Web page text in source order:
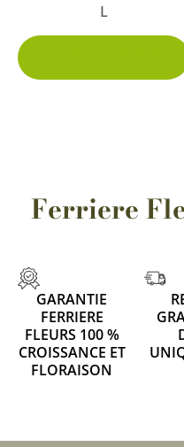
L
Ferriere
GARANTIE
FERRIERE
FLEURS 100 %
CROISSANCE ET
FLORAISON